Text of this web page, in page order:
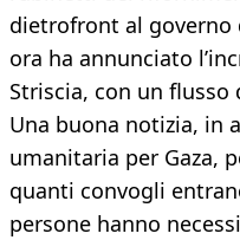
dietrofront al governo
ora ha annunciato
Striscia, con un
Una buona notizia, in
umanitaria per Gaza,
quanti convogli
persone hanno